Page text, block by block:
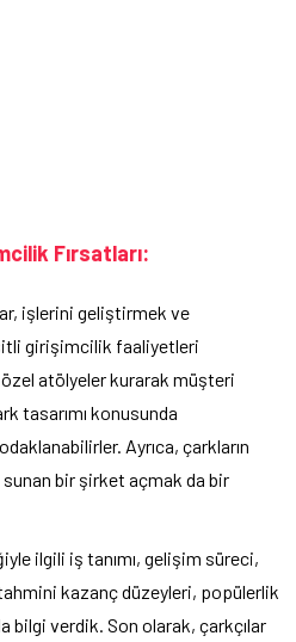
Fırsatları:
işlerini geliştirmek ve
girişimcilik faaliyetleri
atölyeler kurarak müşteri
tasarımı konusunda
Ayrıca, çarkların
bir şirket açmak da bir
ilgili iş tanımı, gelişim süreci,
kazanç düzeyleri, popülerlik
bilgi verdik. Son olarak, çarkçılar